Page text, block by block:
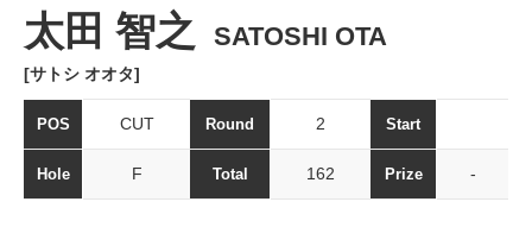
太田 智之 SATOSHI OTA
[サトシ オオタ]
POS CUT Round 2 Start
Hole F Total 162 Prize -